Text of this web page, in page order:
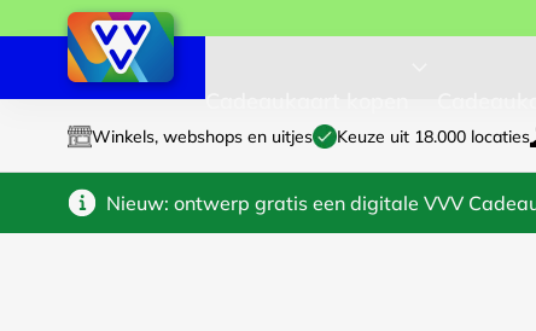
Winkels, webshops en uitjes Keuze uit 18.000 locaties
Nieuw: ontwerp gratis een digitale VVV